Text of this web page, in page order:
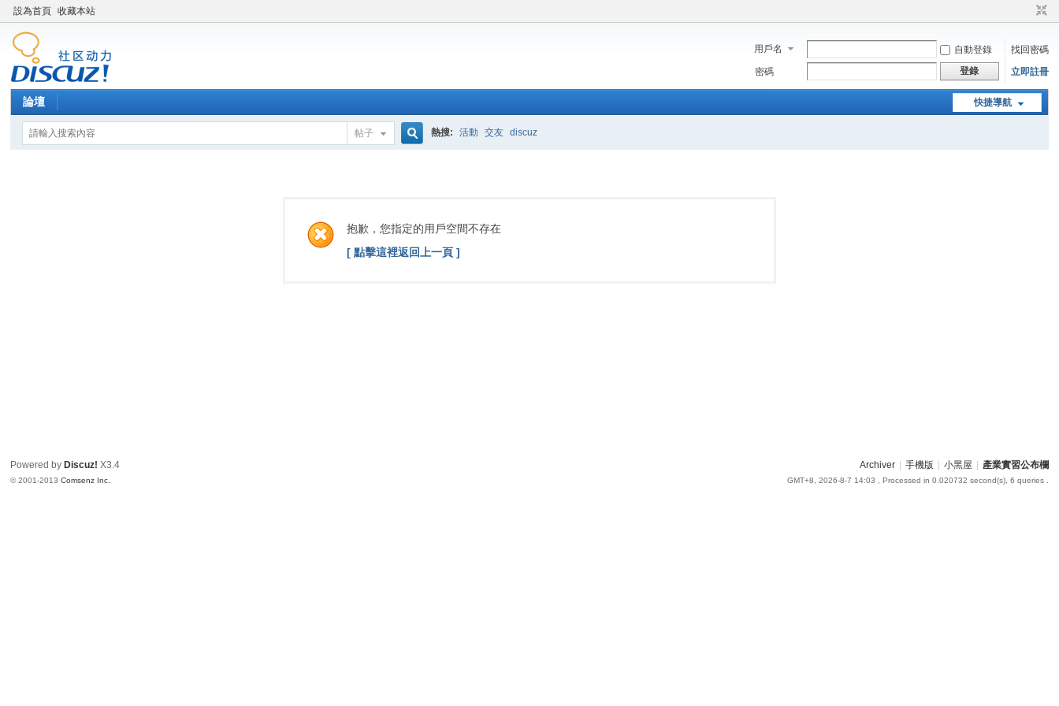
設為首頁 收藏本站
用戶名 自動登錄
找回密碼
密碼
登錄 立即註冊
快捷導航
論壇
帖子
索
熱搜: 活動 交友 discuz
抱歉，您指定的用戶空間不存在
[ 點擊這裡返回上一頁 ]
Archiver 手機版 小黑屋 產業實習公布欄
GMT+8, 2026-8-7 14:03 , Processed in 0.020732 second(s), 6 queries .
Powered by Discuz! X3.4
© 2001-2013Comsenz Inc.